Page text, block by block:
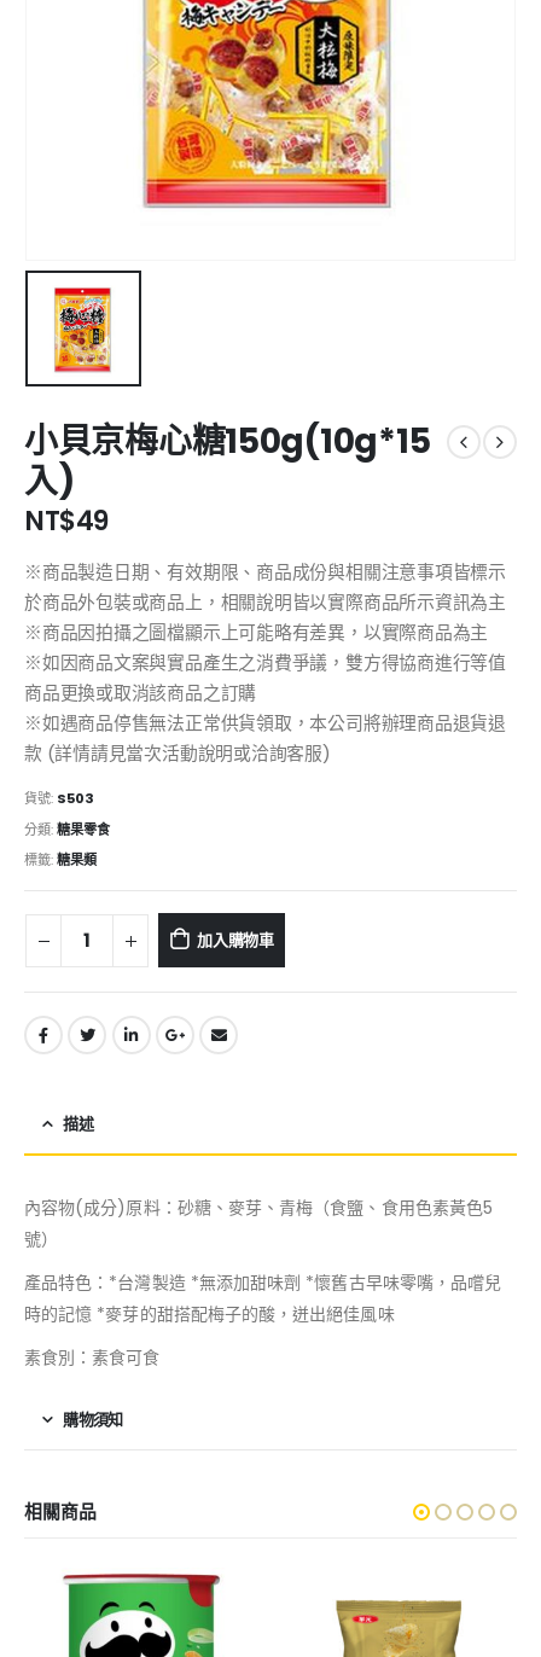
小貝京梅心糖150g(10g*15
入)
NT$49
※商品製造日期、有效期限、商品成份與相關注意事項皆標示
於商品外包裝或商品上，相關說明皆以實際商品所示資訊為主
※商品因拍攝之圖檔顯示上可能略有差異，以實際商品為主
※如因商品文案與實品產生之消費爭議，雙方得協商進行等值
商品更換或取消該商品之訂購
※如遇商品停售無法正常供貨領取，本公司將辦理商品退貨退
款 (詳情請見當次活動說明或洽詢客服)
貨號: S503
分類:糖果零食
標籤:糖果類
加入購物車
描述
內容物(成分)原料：砂糖、麥芽、青梅（食鹽、食用色素黃色5
號）
產品特色：*台灣製造 *無添加甜味劑 *懷舊古早味零嘴，品嚐兒
時的記憶 *麥芽的甜搭配梅子的酸，迸出絕佳風味
素食別：素食可食
購物須知
相關商品